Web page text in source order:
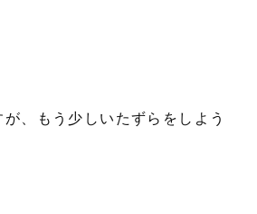
、もう少しいたずらをしよう